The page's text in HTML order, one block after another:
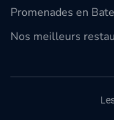
Promenades en
Nos meilleurs